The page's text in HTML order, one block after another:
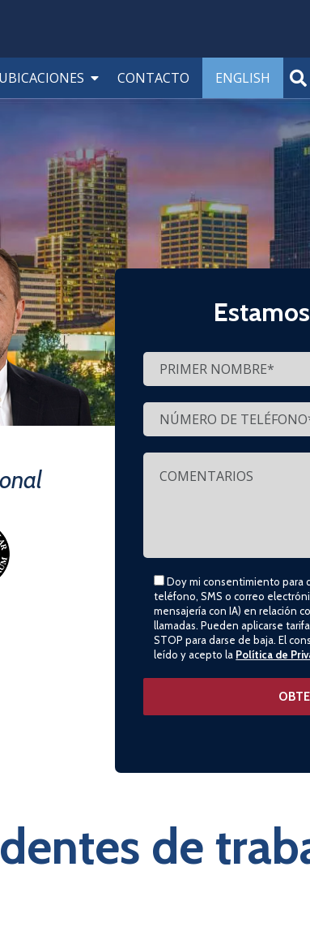
UBICACIONES CONTACTO ENGLISH
Doy mi consentimiento para
teléfono, SMS o correo
mensajería con IA) en relación
llamadas. Pueden aplicarse
STOP para darse de baja. El
leído y acepto la Política de
de